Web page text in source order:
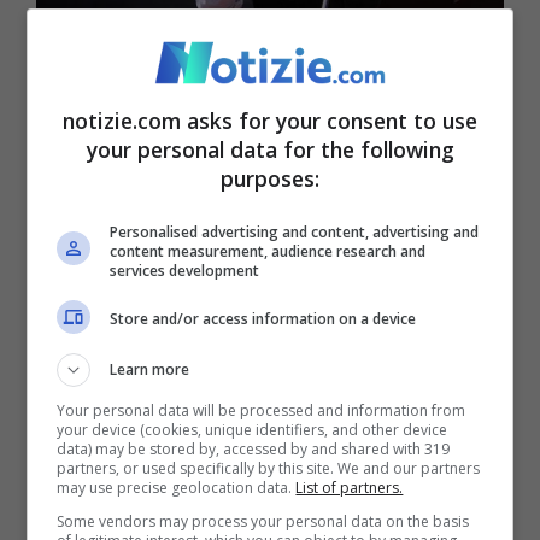
Il commento di Vittorio Sgarbi a quanto successo a Roma
© Getty Images
Il video è diventato subito virale e in molti
hanno criticato la reazione dei poliziotti.
Tra i più duri VittorioSgarbiche, con un
video postato sui social, ha attaccato gli
agenti: “Si può discutere se sia lecito o no
fare il bagno in una fontana
sottolineato il critico d’arte riportato da
nextquotidiano.it –ma che 15 poliziotti
picchino con un manganello una persona
notizie.com asks for your consent to use
your personal data for the following
purposes:
Personalised advertising and content, advertising and
content measurement, audience research and
services development
Store and/or access information on a device
Learn more
Your personal data will be processed and information from
your device (cookies, unique identifiers, and other device
data) may be stored by, accessed by and shared with 319
partners, or used specifically by this site. We and our partners
may use precise geolocation data. List of partners.
Some vendors may process your personal data on the basis